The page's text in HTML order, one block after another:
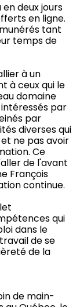
deux jours
en ligne.
tant
temps de
à un
à ceux qui le
domaine
par
par
diverses qui
ne pas avoir
Ce
de l'avant
François
continue.
qui
dans le
de se
de la
de main-